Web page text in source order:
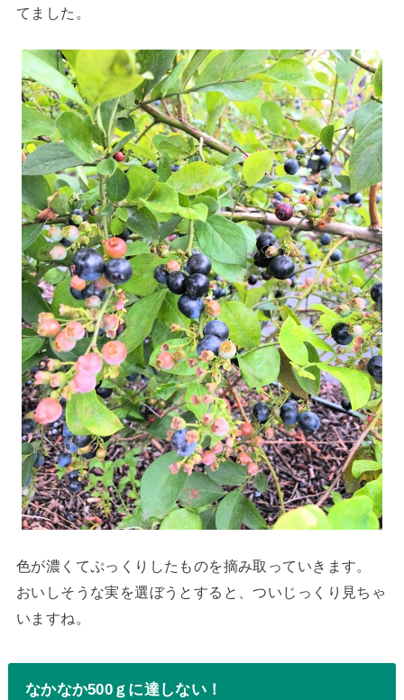
てました。
色が濃くてぷっくりしたものを摘み取っていきます。
おいしそうな実を選ぼうとすると、ついじっくり見ちゃ
いますね。
なかなか500ｇに達しない！